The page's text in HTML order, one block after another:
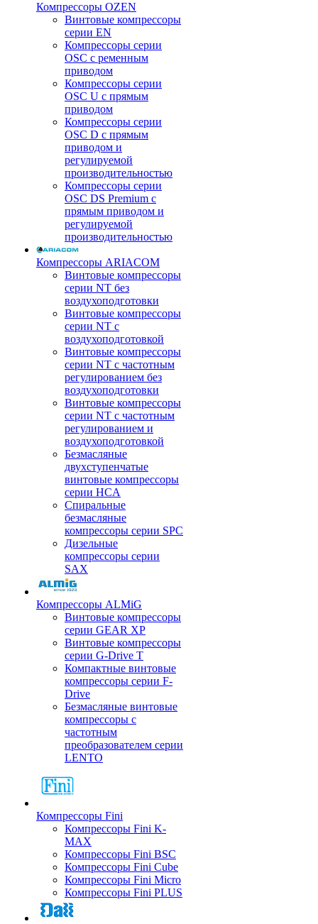
Компрессоры OZEN
Винтовые компрессоры
серии EN
Компрессоры серии
OSC с ременным
приводом
Компрессоры серии
OSC U с прямым
приводом
Компрессоры серии
OSC D с прямым
приводом и
регулируемой
производительностью
Компрессоры серии
OSC DS Premium с
прямым приводом и
регулируемой
производительностью
Компрессоры ARIACOM
Винтовые компрессоры
серии NT без
воздухоподготовки
Винтовые компрессоры
серии NT c
воздухоподготовкой
Винтовые компрессоры
серии NT с частотным
регулированием без
воздухоподготовки
Винтовые компрессоры
серии NT с частотным
регулированием и
воздухоподготовкой
Безмасляные
двухступенчатые
винтовые компрессоры
серии HCA
Спиральные
безмасляные
компрессоры серии SPC
Дизельные
компрессоры серии
SAX
Компрессоры ALMiG
Винтовые компрессоры
серии GEAR XP
Винтовые компрессоры
серии G-Drive T
Компактные винтовые
компрессоры серии F-
Drive
Безмасляные винтовые
компрессоры с
частотным
преобразователем серии
LENTO
Компрессоры Fini
Компрессоры Fini K-
MAX
Компрессоры Fini BSC
Компрессоры Fini Cube
Компрессоры Fini Micro
Компрессоры Fini PLUS